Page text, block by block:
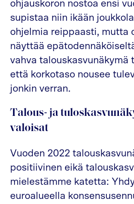
ohjauskoron nostoa ensi
supistaa niin ikään
ohjelmia reippaasti, mutta
näyttää
vahva talouskasvunäkymä
että korkotaso nousee
jonkin verran.
Talous- ja
valoisat
Vuoden 2022
positiivinen eikä
mielestämme katetta:
euroalueella